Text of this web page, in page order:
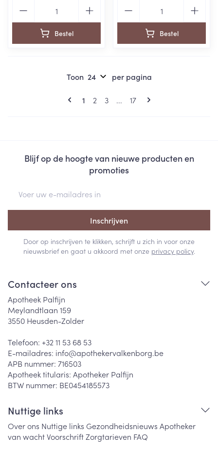
Bestel Bestel
Pagina's
U lees momenteel pagina
1 Pagina
2 Pagina
3 ... Pagina
17
Toon per pagina
Blijf op de hoogte van nieuwe producten en
promoties
Inschrijven
Door op inschrijven te klikken, schrijft u zich in voor onze
nieuwsbrief en gaat u akkoord met onze privacy policy.
Contacteer ons
Apotheek Palfijn
Meylandtlaan 159
3550 Heusden-Zolder
Telefoon: +32 11 53 68 53
E-mailadres: info@apothekervalkenborg.be
APB nummer: 716503
Apotheek titularis: Apotheker Palfijn
BTW nummer: BE0454185573
Nuttige links
Over ons Nuttige links Gezondheidsnieuws Apotheker
van wachtVoorschriftZorgtarieven FAQ